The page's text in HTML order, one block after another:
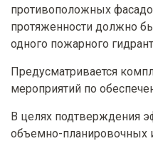
противоположных
протяженности должно
одного пожарного
Предусматривается
мероприятий по
В целях подтверждения
объемно-планировочных